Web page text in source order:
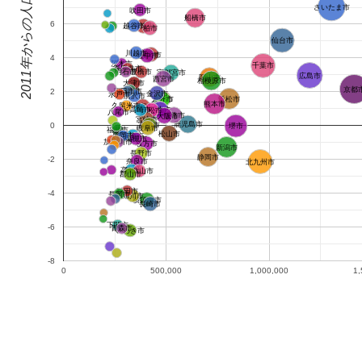
京都
さいたま市
広島市
仙台市
千葉市
北九州市
堺市
浜松市
熊本市
新潟市
船橋市
岡山市
相模原市
静岡市
鹿児島市
宇都宮市
西宮市
倉敷市
大分市
尼崎市
福山市
姫路市
東大阪市
松山市
岡崎市
柏市
豊田市
豊中市
金沢市
一宮市
高松市
宮崎市
富山市
岐阜市
枚方市
横須賀市
長崎市
吹田市
越谷市
川越市
豊橋市
大津市
那覇市
所沢市
高崎市
前橋市
高槻市
長野市
奈良市
高知市
和歌山市
郡山市
旭川市
いわき市
茨木市
春日井市
明石市
四日市市
水戸市
久留米市
八尾市
福井市
盛岡市
加古川市
秋田市
長岡市
下関市
青森市
0 500,000 1,000,000
-8
-6
-4
-2
0
2
4
6